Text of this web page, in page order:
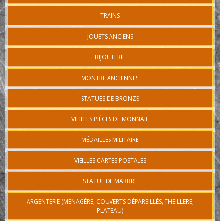
TRAINS
JOUETS ANCIENS
BIJOUTERIE
MONTRE ANCIENNES
STATUES DE BRONZE
VIEILLES PIÈCES DE MONNAIE
MÉDAILLES MILITAIRE
VIEILLES CARTES POSTALES
STATUE DE MARBRE
ARGENTERIE (MÉNAGÈRE, COUVERTS DÉPAREILLÉS, THEILLERE,
PLATEAU)